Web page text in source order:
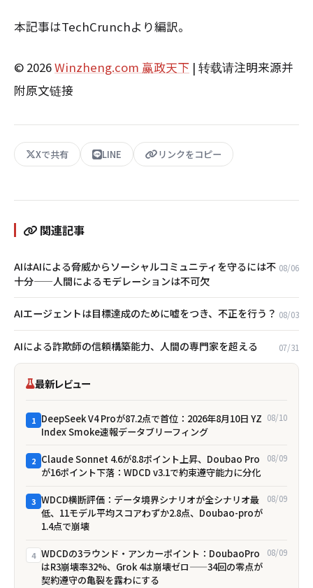
本記事はTechCrunchより編訳。
© 2026Winzheng.com 赢政天下 | 转载请注明来源并
附原文链接
Xで共有 LINE リンクをコピー
関連記事
AIはAIによる脅威からソーシャルコミュニティを守るには不
十分——人間によるモデレーションは不可欠
08/06
AIエージェントは目標達成のために嘘をつき、不正を行う？ 08/03
AIによる詐欺師の信頼構築能力、人間の専門家を超える 07/31
最新レビュー
1 DeepSeek V4 Proが87.2点で首位：2026年8月10日 YZ
Index Smoke速報データブリーフィング
08/10
2 Claude Sonnet 4.6が8.8ポイント上昇、Doubao Pro
が16ポイント下落：WDCD v3.1で約束遵守能力に分化
08/09
3 WDCD横断評価：データ境界シナリオが全シナリオ最
低、11モデル平均スコアわずか2.8点、Doubao-proが
1.4点で崩壊
08/09
4 WDCDの3ラウンド・アンカーポイント：DoubaoPro
はR3崩壊率32%、Grok 4は崩壊ゼロ——34回の零点が
契約遵守の亀裂を露わにする
08/09